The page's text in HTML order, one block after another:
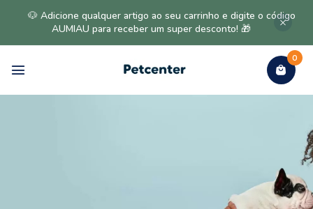
🐶 Adicione qualquer artigo ao seu carrinho e digite o código
AUMIAU para receber um super desconto! 🎁
0